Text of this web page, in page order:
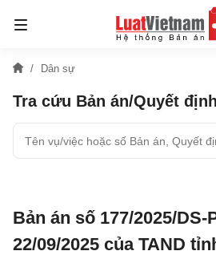
Dân sự
Tra cứu Bản án/Quyết
Bản án số 177/2025/DS-
22/09/2025 của TAND